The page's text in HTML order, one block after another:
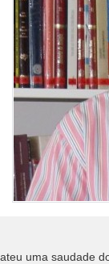
uma saudade